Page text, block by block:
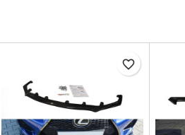
favorite_border